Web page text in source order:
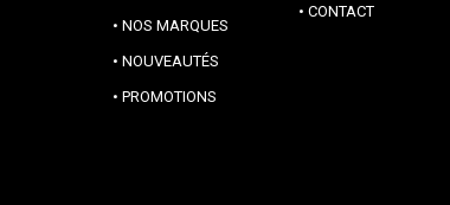
NOS MARQUES
NOUVEAUTÉS
PROMOTIONS
CONTACT